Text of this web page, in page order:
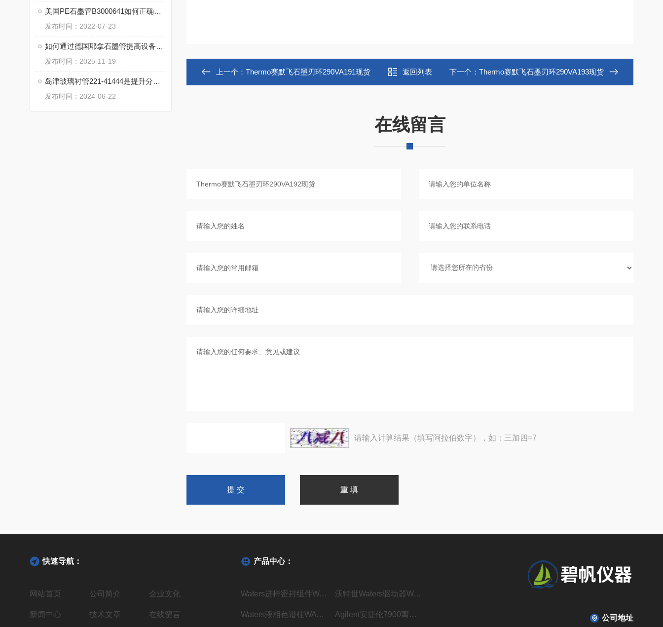
美国PE石墨管B3000641如何正确的维护
发布时间：2022-07-23
如何通过德国耶拿石墨管提高设备的稳定性和安全性？
发布时间：2025-11-19
岛津玻璃衬管221-41444是提升分析仪器性能的关键组件
发布时间：2024-06-22
上一个： Thermo赛默飞石墨刃环290VA191现货 返回列表 下一个： Thermo赛默飞石墨刃环290VA193现货
在线留言
请输入计算结果（填写阿拉伯数字），如：三加四=7
快速导航：
网站首页 公司简介 企业文化
新闻中心 技术文章 在线留言
产品中心：
Waters进样密封组件WAT271019密封垫现货 沃特世Waters驱动器WAT270928现货
Waters液相色谱柱WAT045905现货 Agilent安捷伦7900离子透镜G8400-67001现货 公司地址